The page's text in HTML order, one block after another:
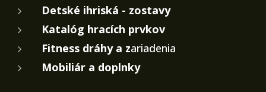
Detské ihriská - zostavy
Katalóg hracích prvkov
Fitness dráhy a zariadenia
Mobiliár a doplnky